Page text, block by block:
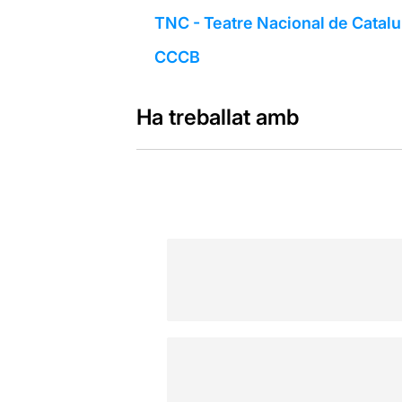
TNC - Teatre Nacional de
CCCB
Ha treballat amb